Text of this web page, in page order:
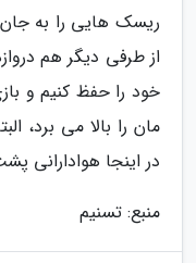
ریسک هایی را به جان
از طرفی دیگر هم
خود را حفظ کنیم و
مان را بالا می برد،
در اینجا
منبع: تسنیم